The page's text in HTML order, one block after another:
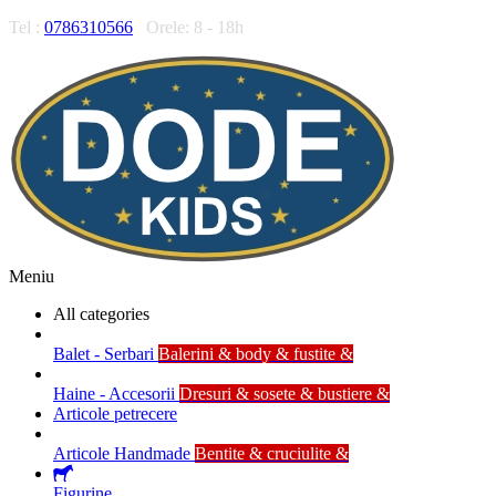
Tel : 0786310566 Orele: 8 - 18h
Meniu
All categories
Balet - Serbari Balerini & body & fustite &
Haine - Accesorii Dresuri & sosete & bustiere &
Articole petrecere
Articole Handmade Bentite & cruciulite &